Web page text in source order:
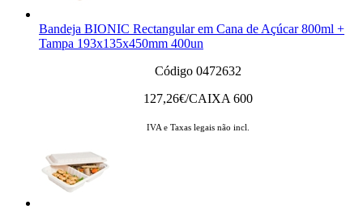
Bandeja BIONIC Rectangular em Cana de Açúcar 800ml +
Tampa 193x135x450mm 400un
Código 0472632
127,26€/CAIXA 600
IVA e Taxas legais não incl.